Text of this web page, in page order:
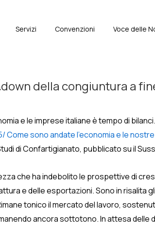
Servizi Convenzioni Voce delle
della congiuntura a
e le imprese italiane è tempo di
Come sono andate l’economia e le
di Confartigianato, pubblicato su il
che ha indebolito le prospettive di
e delle esportazioni. Sono in risalita
tonico il mercato del lavoro,
ancora sottotono. In attesa delle